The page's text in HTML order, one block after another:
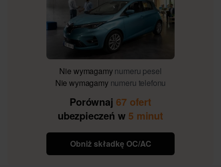
Nie wymagamynumeru pesel
Nie wymagamynumeru telefonu
Porównaj 67 ofert
ubezpieczeń w 5 minut
Obniż składkę OC/AC